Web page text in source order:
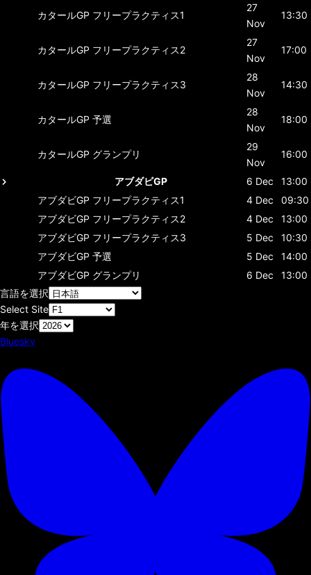
カタールGP フリープラクティス1
27
Nov
13:30
カタールGP フリープラクティス2
27
Nov
17:00
カタールGP フリープラクティス3
28
Nov
14:30
カタールGP 予選
28
Nov
18:00
カタールGP グランプリ
29
Nov
16:00
アブダビGP 6 Dec
13:00
アブダビGP フリープラクティス1 4 Dec
09:30
アブダビGP フリープラクティス2 4 Dec
13:00
アブダビGP フリープラクティス3 5 Dec
10:30
アブダビGP 予選 5 Dec
14:00
アブダビGP グランプリ 6 Dec
13:00
言語を選択
Select Site
年を選択
Bluesky